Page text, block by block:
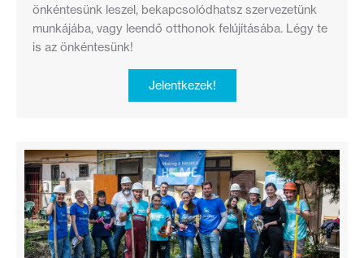
önkéntesünk leszel, bekapcsolódhatsz szervezetünk
munkájába, vagy leendő otthonok felújításába. Légy te
is az önkéntesünk!
Jelentkezek!